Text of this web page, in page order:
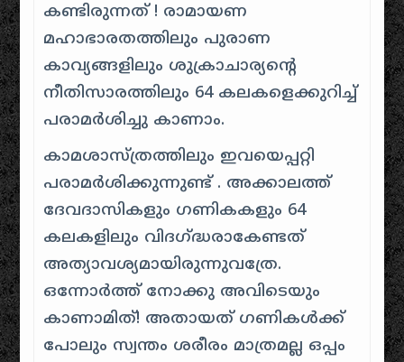
കണ്ടിരുന്നത് ! രാമായണ
മഹാഭാരതത്തിലും പുരാണ
കാവ്യങ്ങളിലും ശുക്രാചാര്യന്റെ
നീതിസാരത്തിലും 64 കലകളെക്കുറിച്ച്
പരാമർശിച്ചു കാണാം.
കാമശാസ്ത്രത്തിലും ഇവയെപ്പറ്റി
പരാമർശിക്കുന്നുണ്ട് . അക്കാലത്ത്
ദേവദാസികളും ഗണികകളും 64
കലകളിലും വിദഗ്ദ്ധരാകേണ്ടത്
അത്യാവശ്യമായിരുന്നുവത്രേ.
ഒന്നോർത്ത് നോക്കു അവിടെയും
കാണാമിത്! അതായത് ഗണികൾക്ക്
പോലും സ്വന്തം ശരീരം മാത്രമല്ല ഒപ്പം